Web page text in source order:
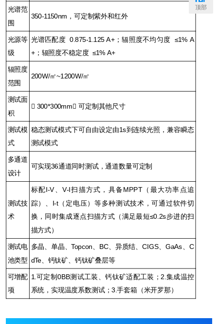
光谱范
围
350-1150nm，可定制紫外和红外
光源等
级
光谱匹配度 0.875-1.125 A+；辐照度不均匀度 ≤1% A
+；辐照度不稳定度 ≤1% A+
辐照度
范围
200W/㎡~1200W/㎡
测试面
积
 300*300mm 可定制其他尺寸
测试模
式
稳态测试模式下可自由设定由1s到连续光照，兼容瞬态
测试模式
多通道
设计
可实现36通道同时测试，通道数量可定制
测试技
术
标配I-V、V-I扫描方式，具备MPPT（最大功率点追
踪）、I-t（定电压）等多种测试技术，可通过软件切
换，同时集成逐点扫描方式（满足最短≤0.2s步进的扫
描方式）
测试电
池类型
多晶、单晶、Topcon、BC、异质结、CIGS、GaAs、C
dTe、钙钛矿、钙钛矿叠层等
可增配
项
1.可定制0BB测试工装、钙钛矿适配工装；2.集成温控
系统，实现温度系数测试；3.手套箱（米开罗那）
顶部